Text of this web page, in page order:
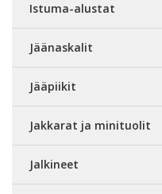
Istuma-alustat
Jäänaskalit
Jääpiikit
Jakkarat ja minituolit
Jalkineet